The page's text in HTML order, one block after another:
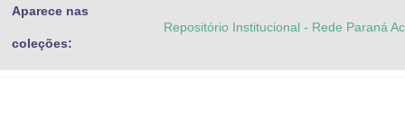
Aparece nas
coleções:
Repositório Institucional - Rede Paraná